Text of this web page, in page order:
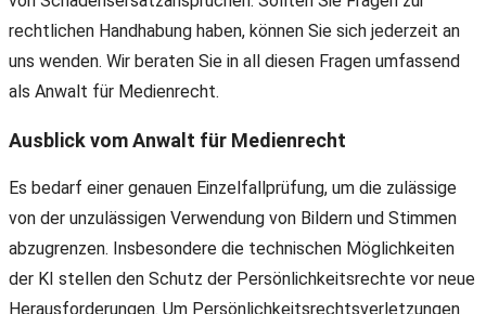
rechtlichen Handhabung haben, können Sie sich jederzeit an
uns wenden. Wir beraten Sie in all diesen Fragen umfassend
als Anwalt für Medienrecht.
Ausblick vom Anwalt für Medienrecht
Es bedarf einer genauen Einzelfallprüfung, um die zulässige
von der unzulässigen Verwendung von Bildern und Stimmen
abzugrenzen. Insbesondere die technischen Möglichkeiten
der KI stellen den Schutz der Persönlichkeitsrechte vor neue
Herausforderungen. Um Persönlichkeitsrechtsverletzungen